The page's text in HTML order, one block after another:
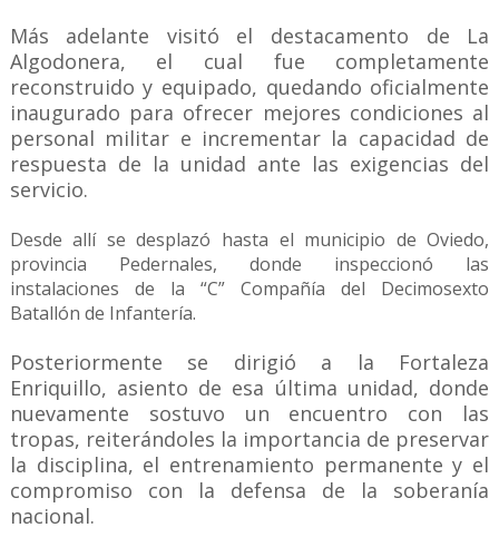
Más adelante visitó el destacamento de La
Algodonera, el cual fue completamente
reconstruido y equipado, quedando oficialmente
inaugurado para ofrecer mejores condiciones al
personal militar e incrementar la capacidad de
respuesta de la unidad ante las exigencias del
servicio.
Desde allí se desplazó hasta el municipio de Oviedo,
provincia Pedernales, donde inspeccionó las
instalaciones de la “C” Compañía del Decimosexto
Batallón de Infantería.
Posteriormente se dirigió a la Fortaleza
Enriquillo, asiento de esa última unidad, donde
nuevamente sostuvo un encuentro con las
tropas, reiterándoles la importancia de preservar
la disciplina, el entrenamiento permanente y el
compromiso con la defensa de la soberanía
nacional.